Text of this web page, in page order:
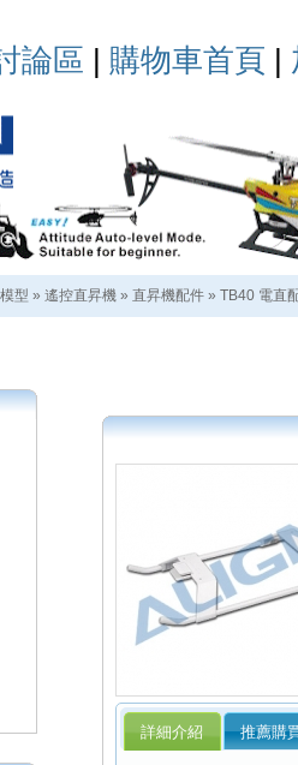
論區 | 購物車首頁 |
型 » 遙控直昇機 » 直昇機配件 » TB40 電直
詳細介紹 推薦購